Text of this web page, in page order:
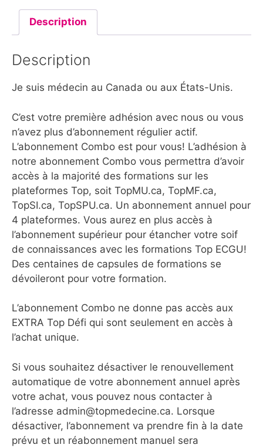
Description
Description
Je suis médecin au Canada ou aux États-Unis.
C’est votre première adhésion avec nous ou vous
n’avez plus d’abonnement régulier actif.
L’abonnement Combo est pour vous! L’adhésion à
notre abonnement Combo vous permettra d’avoir
accès à la majorité des formations sur les
plateformes Top, soit TopMU.ca, TopMF.ca,
TopSI.ca, TopSPU.ca. Un abonnement annuel pour
4 plateformes. Vous aurez en plus accès à
l’abonnement supérieur pour étancher votre soif
de connaissances avec les formations Top ECGU!
Des centaines de capsules de formations se
dévoileront pour votre formation.
L’abonnement Combo ne donne pas accès aux
EXTRA Top Défi qui sont seulement en accès à
l’achat unique.
Si vous souhaitez désactiver le renouvellement
automatique de votre abonnement annuel après
votre achat, vous pouvez nous contacter à
l’adresse admin@topmedecine.ca. Lorsque
désactiver, l’abonnement va prendre fin à la date
prévu et un réabonnement manuel sera